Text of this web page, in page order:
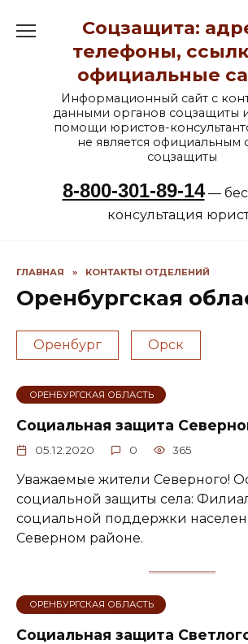
содержанию
Соцзащита:
телефоны,
официальные
Информационный сайт с
данными органов соцзащиты
помощи юристов-
не является официальным
соцзащиты
8-800-301-89-14—
консультация
ГЛАВНАЯ » КОНТАКТЫ ОТДЕЛЕНИЙ
Оренбургская
Оренбург Орск
ОРЕНБУРГСКАЯ ОБЛАСТЬ
Социальная защита
05.12.2020 0 365
Уважаемые жители Северного!
социальной защиты села:
социальной поддержки
Северном районе.
ОРЕНБУРГСКАЯ ОБЛАСТЬ
Социальная защита